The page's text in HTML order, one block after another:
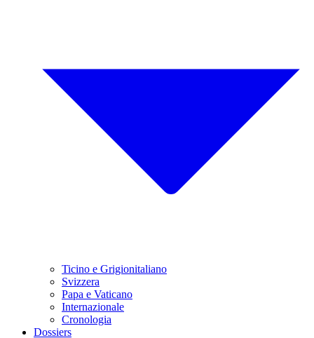
Ticino e Grigionitaliano
Svizzera
Papa e Vaticano
Internazionale
Cronologia
Dossiers